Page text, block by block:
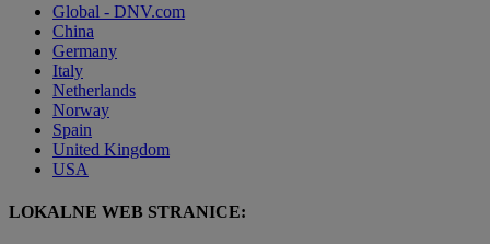
Global - DNV.com
China
Germany
Italy
Netherlands
Norway
Spain
United Kingdom
USA
LOKALNE WEB STRANICE: